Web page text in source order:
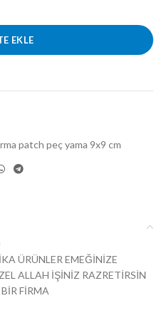
EKLE
patch peç yama 9x9 cm
ÜRÜNLER EMEĞİNİZE
ALLAH İŞİNİZ RAZRETİRSİN
FİRMA